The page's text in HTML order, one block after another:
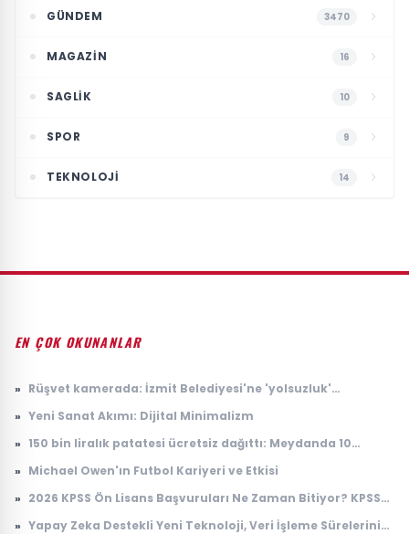
GÜNDEM 3470
MAGAZIN 16
SAGLIK 10
SPOR 9
TEKNOLOJI 14
EN ÇOK OKUNANLAR
» Rüşvet kamerada: İzmit Belediyesi'ne 'yolsuzluk'
» Yeni Sanat Akımı: Dijital Minimalizm
» 150 bin liralık patatesi ücretsiz dağıttı: Meydanda 10
» Michael Owen'ın Futbol Kariyeri ve Etkisi
» 2026 KPSS Ön Lisans Başvuruları Ne Zaman Bitiyor? KPSS
» Yapay Zeka Destekli Yeni Teknoloji, Veri İşleme Sürelerini